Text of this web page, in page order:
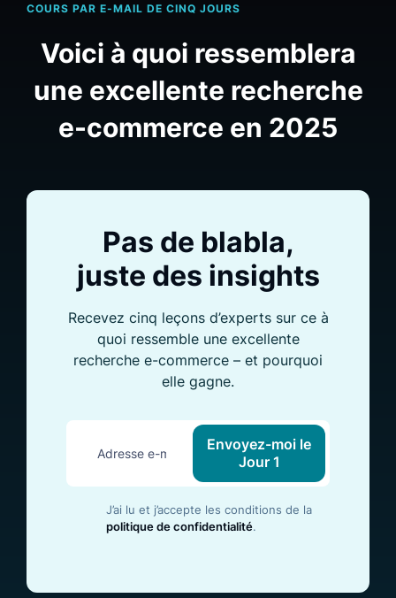
COURS PAR E-MAIL DE CINQ JOURS
Voici à quoi ressemblera
une excellente recherche
e-commerce en 2025
Pas de blabla,
juste des insights
Recevez cinq leçons d’experts sur ce à
quoi ressemble une excellente
recherche e-commerce – et pourquoi
elle gagne.
Envoyez-moi le
Jour 1
J’ai lu et j’accepte les conditions de la
politique de confidentialité.